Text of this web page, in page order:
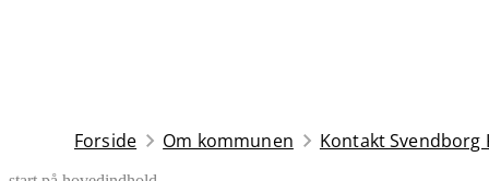
Forside Om kommunen Kontakt Svendborg